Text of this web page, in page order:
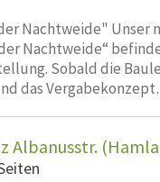
Nachtweide" Unser
Nachtweide“
Sobald die
das
Albanusstr.